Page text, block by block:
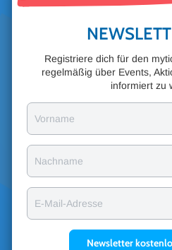
Registriere dich für den
regelmäßig über Events,
informiert zu
Vorname
Nachname
E-Mail-Adresse
Newsletter